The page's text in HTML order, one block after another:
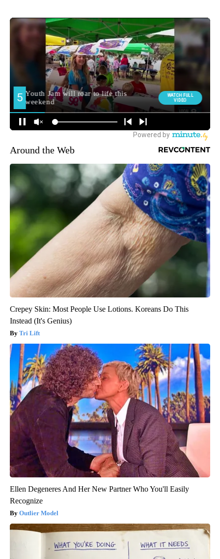
Around the Web
Crepey Skin: Most People Use Lotions. Koreans Do This
Instead (It's Genius)
Tri Lift
Ellen Degeneres And Her New Partner Who You'll Easily
Recognize
Outlier Model